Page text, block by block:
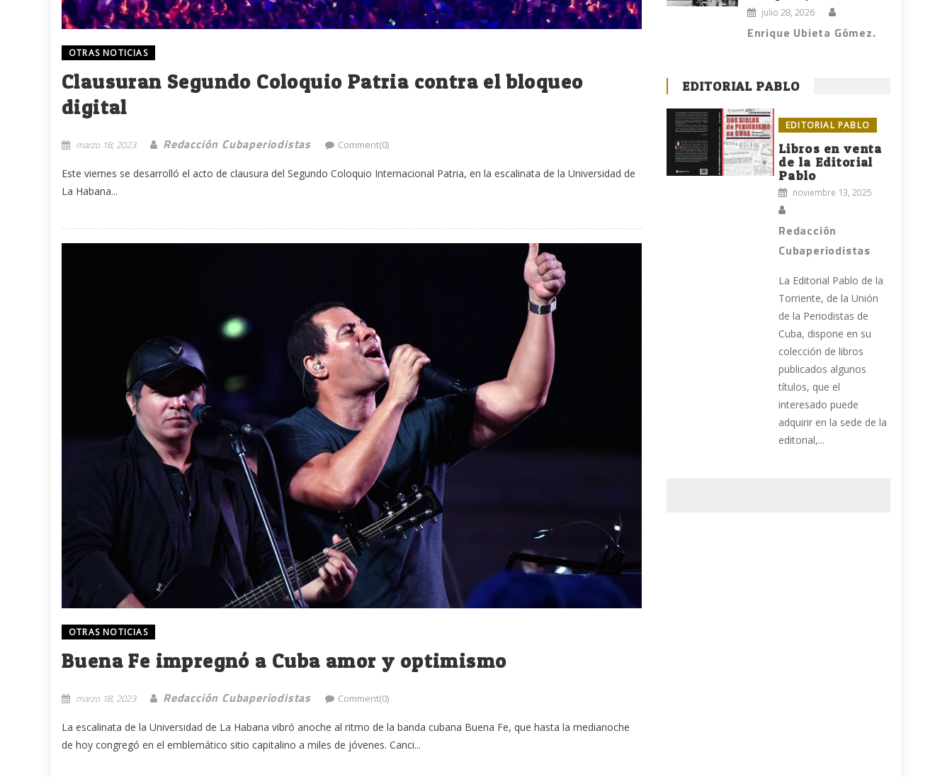
OTRAS NOTICIAS
Clausuran Segundo Coloquio Patria contra el bloqueo
digital
marzo 18, 2023 Redacción Cubaperiodistas Comment(0)
Este viernes se desarrolló el acto de clausura del Segundo Coloquio Internacional Patria, en la escalinata de la Universidad de
La Habana...
OTRAS NOTICIAS
Buena Fe impregnó a Cuba amor y optimismo
marzo 18, 2023 Redacción Cubaperiodistas Comment(0)
La escalinata de la Universidad de La Habana vibró anoche al ritmo de la banda cubana Buena Fe, que hasta la medianoche
de hoy congregó en el emblemático sitio capitalino a miles de jóvenes. Canci...
julio 28, 2026
Enrique Ubieta Gómez.
EDITORIAL PABLO
EDITORIAL PABLO
Libros en venta
de la Editorial
Pablo
noviembre 13, 2025
Redacción
Cubaperiodistas
La Editorial Pablo de la
Torriente, de la Unión
de la Periodistas de
Cuba, dispone en su
colección de libros
publicados algunos
títulos, que el
interesado puede
adquirir en la sede de la
editorial,...